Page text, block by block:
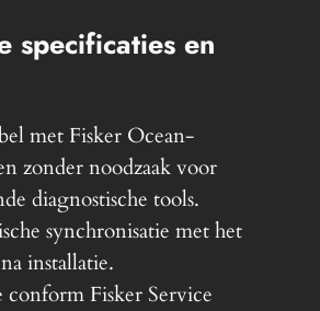
specificaties en
met Fisker Ocean-
zonder noodzaak voor
diagnostische tools.
synchronisatie met het
installatie.
conform Fisker Service